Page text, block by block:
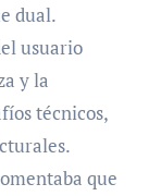
dual.
usuario
y la
técnicos,
que